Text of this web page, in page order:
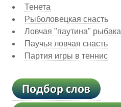
Тенета
Рыболовецкая снасть
Ловчая "паутина" рыбака
Паучья ловчая снасть
Партия игры в теннис